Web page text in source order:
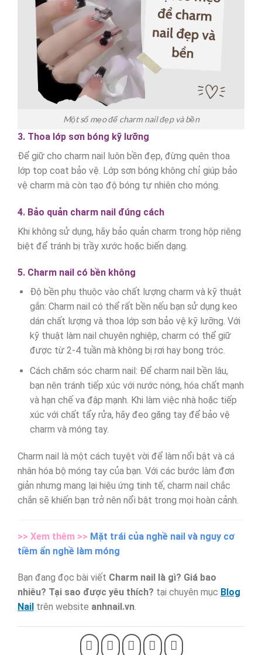
Một số mẹo để charm nail đẹp và bền
3. Thoa lớp sơn bóng kỹ lưỡng
Để giữ cho charm nail luôn bền đẹp, đừng quên thoa
lớp top coat bảo vệ. Lớp sơn bóng không chỉ giúp bảo
vệ charm mà còn tạo độ bóng tự nhiên cho móng.
4. Bảo quản charm nail đúng cách
Khi không sử dụng, hãy bảo quản charm trong hộp riêng
biệt để tránh bị trầy xước hoặc biến dạng.
5. Charm nail có bền không
Độ bền phụ thuộc vào chất lượng charm và kỹ thuật
gắn: Charm nail có thể rất bền nếu bạn sử dụng keo
dán chất lượng và thoa lớp sơn bảo vệ kỹ lưỡng. Với
kỹ thuật làm nail chuyên nghiệp, charm có thể giữ
được từ 2-4 tuần mà không bị rơi hay bong tróc.
Cách chăm sóc charm nail: Để charm nail bền lâu,
bạn nên tránh tiếp xúc với nước nóng, hóa chất mạnh
và hạn chế va đập mạnh. Khi làm việc nhà hoặc tiếp
xúc với chất tẩy rửa, hãy đeo găng tay để bảo vệ
charm và móng tay.
Charm nail là một cách tuyệt vời để làm nổi bật và cá
nhân hóa bộ móng tay của bạn. Với các bước làm đơn
giản nhưng mang lại hiệu ứng tinh tế, charm nail chắc
chắn sẽ khiến bạn trở nên nổi bật trong mọi hoàn cảnh.
>> Xem thêm >> Mặt trái của nghề nail và nguy cơ
tiềm ẩn nghề làm móng
Bạn đang đọc bài viết Charm nail là gì? Giá bao
nhiêu? Tại sao được yêu thích? tại chuyên mục Blog
Nail trên website anhnail.vn.